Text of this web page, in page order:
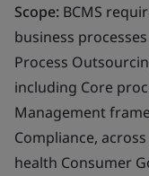
Scope: BCMS
business
Process
including Core
Management
Compliance,
health Consumer